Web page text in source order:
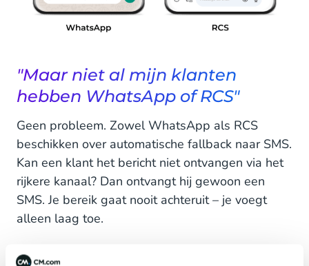
"Maar niet al mijn klanten
hebben WhatsApp of RCS"
Geen probleem. Zowel WhatsApp als RCS
beschikken over automatische fallback naar SMS.
Kan een klant het bericht niet ontvangen via het
rijkere kanaal? Dan ontvangt hij gewoon een
SMS. Je bereik gaat nooit achteruit – je voegt
alleen laag toe.